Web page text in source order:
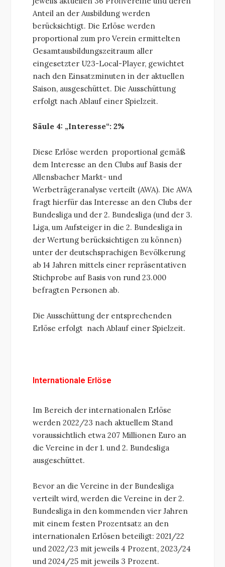
Anteil an der Ausbildung werden
berücksichtigt. Die Erlöse werden
proportional zum pro Verein ermittelten
Gesamtausbildungszeitraum aller
eingesetzter U23-Local-Player, gewichtet
nach den Einsatzminuten in der aktuellen
Saison, ausgeschüttet. Die Ausschüttung
erfolgt nach Ablauf einer Spielzeit.
Säule 4: „Interesse“: 2%
Diese Erlöse werden proportional gemäß
dem Interesse an den Clubs auf Basis der
Allensbacher Markt- und
Werbeträgeranalyse verteilt (AWA). Die AWA
fragt hierfür das Interesse an den Clubs der
Bundesliga und der 2. Bundesliga (und der 3.
Liga, um Aufsteiger in die 2. Bundesliga in
der Wertung berücksichtigen zu können)
unter der deutschsprachigen Bevölkerung
ab 14 Jahren mittels einer repräsentativen
Stichprobe auf Basis von rund 23.000
befragten Personen ab.
Die Ausschüttung der entsprechenden
Erlöse erfolgt nach Ablauf einer Spielzeit.
Internationale Erlöse
Im Bereich der internationalen Erlöse
werden 2022/23 nach aktuellem Stand
voraussichtlich etwa 207 Millionen Euro an
die Vereine in der 1. und 2. Bundesliga
ausgeschüttet.
Bevor an die Vereine in der Bundesliga
verteilt wird, werden die Vereine in der 2.
Bundesliga in den kommenden vier Jahren
mit einem festen Prozentsatz an den
internationalen Erlösen beteiligt: 2021/22
und 2022/23 mit jeweils 4 Prozent, 2023/24
und 2024/25 mit jeweils 3 Prozent.